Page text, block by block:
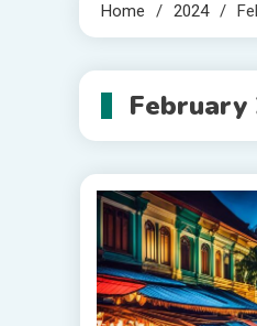
Home 2024
February